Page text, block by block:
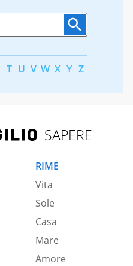
T U V W X Y Z
SAPERE
RIME
Vita
Sole
Casa
Mare
Amore